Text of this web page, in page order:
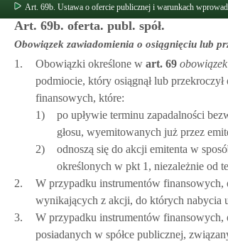
Art. 69b. Ustawa o ofercie publicznej i warunkach
Art. 69b. oferta. publ. spół.
Obowiązek zawiadomienia o osiągnięciu lub
1. Obowiązki określone w art. 69
podmiocie, który osiągnął lub
finansowych, które:
1)
po upływie terminu zapadalności
głosu, wyemitowanych już przez
2)
odnoszą się do akcji emitenta w
określonych w pkt 1, niezależnie od
2.
W przypadku instrumentów finansowych,
wynikających z akcji, do których nabycia
3.
W przypadku instrumentów finansowych,
posiadanych w spółce publicznej,